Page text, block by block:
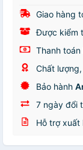
Giao hàng
Được kiểm
Thanh toán
Chất
Bảo hành
7 ngày đổi
Hỗ trợ xuất